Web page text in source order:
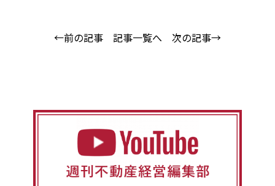
←前の記事 記事一覧へ 次の記事→